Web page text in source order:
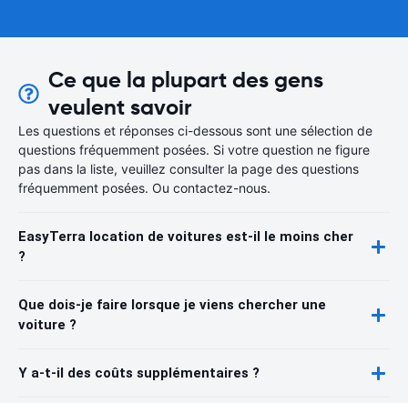
Ce que la plupart des gens
veulent savoir
Les questions et réponses ci-dessous sont une sélection de
questions fréquemment posées. Si votre question ne figure
pas dans la liste, veuillez consulter la page des questions
fréquemment posées. Ou contactez-nous.
EasyTerra location de voitures est-il le moins cher
?
Que dois-je faire lorsque je viens chercher une
voiture ?
Y a-t-il des coûts supplémentaires ?